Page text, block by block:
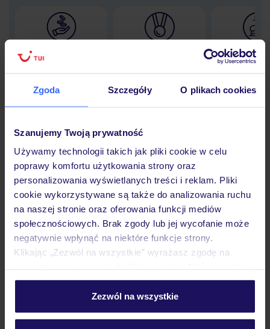
Zgoda Szczegóły O plikach cookies
Szanujemy Twoją prywatność
Używamy technologii takich jak pliki cookie w celu
poprawy komfortu użytkowania strony oraz
personalizowania wyświetlanych treści i reklam. Pliki
cookie wykorzystywane są także do analizowania ruchu
na naszej stronie oraz oferowania funkcji mediów
społecznościowych. Brak zgody lub jej wycofanie może
negatywnie wpłynąć na niektóre funkcje strony.
Klikając „Zezwól na wszystkie” wyrażasz zgodę na
personalizować swój wybór wchodząc w zakładkę
Szczegółowe informacje o plikach cookie znajdziesz
Zezwól na wszystkie
30 lat w
Hotel
Opinie
Pokoje
Atrakcje